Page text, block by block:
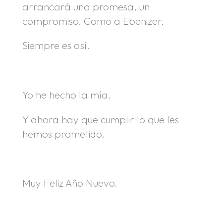
arrancará una promesa, un
compromiso. Como a Ebenizer.
Siempre es así.
Yo he hecho la mía.
Y ahora hay que cumplir lo que les
hemos prometido.
Muy Feliz Año Nuevo.